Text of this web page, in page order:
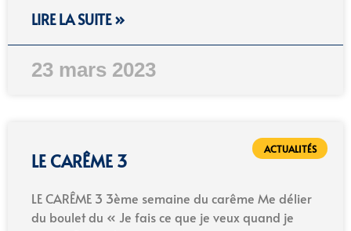
LIRE LA SUITE »
23 mars 2023
ACTUALITÉS
LE CARÊME 3
LE CARÊME 3 3ème semaine du carême Me délier
du boulet du « Je fais ce que je veux quand je